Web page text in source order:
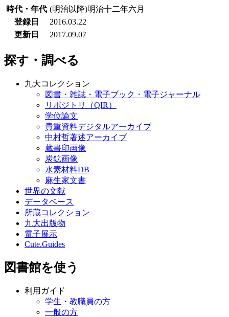
時代・年代 (明治以降)明治十二年六月
登録日
2016.03.22
更新日
2017.09.07
探す・調べる
九大コレクション
図書・雑誌・電子ブック・電子ジャーナル
リポジトリ（QIR）
学位論文
貴重資料デジタルアーカイブ
中村哲著述アーカイブ
蔵書印画像
炭鉱画像
水素材料DB
麻生家文書
世界の文献
データベース
所蔵コレクション
九大出版物
電子展示
Cute.Guides
図書館を使う
利用ガイド
学生・教職員の方
一般の方